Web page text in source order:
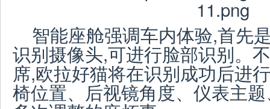
智能座舱强调车内体验,首先
识别摄像头,可进行脸部识别。
席,欧拉好猫将在识别成功后进
椅位置、后视镜角度、仪表主